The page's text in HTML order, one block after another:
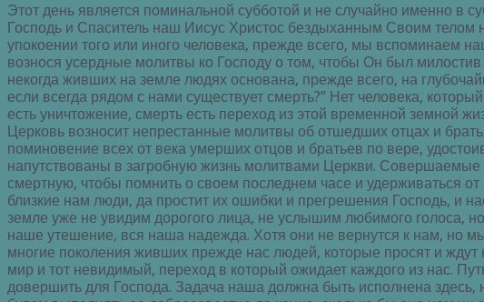
Этот день является поминальной субботой и не случайно именно в
Господь и Спаситель наш Иисус Христос бездыханным Своим телом
упокоении того или иного человека, прежде всего, мы вспоминаем
вознося усердные молитвы ко Господу о том, чтобы Он был
некогда живших на земле людях основана, прежде всего, на
если всегда рядом с нами существует смерть?” Нет человека,
есть уничтожение, смерть есть переход из этой временной земной
Церковь возносит непрестанные молитвы об отшедших отцах и
поминовение всех от века умерших отцов и братьев по вере,
напутствованы в загробную жизнь молитвами Церкви.
смертную, чтобы помнить о своем последнем часе и удерживаться
близкие нам люди, да простит их ошибки и прегрешения Господь, и
земле уже не увидим дорогого лица, не услышим любимого голоса,
наше утешение, вся наша надежда. Хотя они не вернутся к нам, но
многие поколения живших прежде нас людей, которые просят и
мир и тот невидимый, переход в который ожидает каждого из нас.
довершить для Господа. Задача наша должна быть исполнена